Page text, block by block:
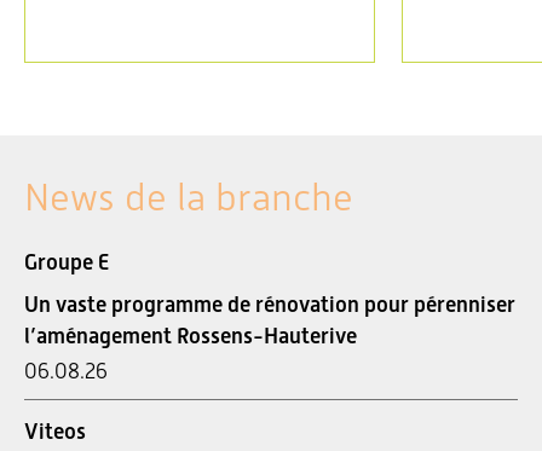
News de la branche
Groupe E
Un vaste programme de rénovation pour pérenniser
l’aménagement Rossens-Hauterive
06.08.26
Viteos